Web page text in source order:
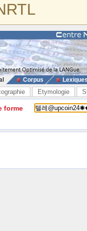
Corpus
Etymologie
forme